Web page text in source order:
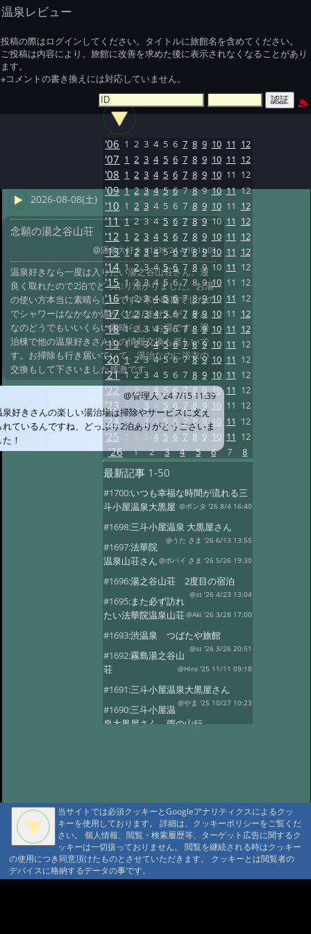
温泉レビュー
投稿の際はログインしてください。タイトルに旅館名を含めてください。
ご投稿は内容により、旅館に改善を求めた後に表示されなくなることがあり
ます。
※コメントの書き換えには対応していません。
2026-08-08(土)
念願の湯之谷山荘
@温泉大好き #1639 '24 4/10 11:03
温泉好きなら一度は入りたい湯之谷山荘さん。運
良く取れたので2泊でどっぷり浸かりました。お湯
の使い方本当に素晴らしいです♪寒い時期でしたの
でシャワーはなかなか温かくなりませんが、そん
なのどうでもいいくらい素晴らしいお湯です。湯
治棟で他の温泉好きさんとの情報交換も楽しいで
す。お掃除も行き届いていて、湯治なのに浴衣の
交換もして下さいました感激です
@管理人 '24 7/15 11:39
泉好きさんの楽しい湯治場は掃除やサービスに支え
れているんですね、どっぷり2泊ありがとうございま
！
'06 1 2 3 4 5 6 7 8 9 10 11 12
'07 1 2 3 4 5 6 7 8 9 10 11 12
'08 1 2 3 4 5 6 7 8 9 10 11 12
'09 1 2 3 4 5 6 7 8 9 10 11 12
'10 1 2 3 4 5 6 7 8 9 10 11 12
'11 1 2 3 4 5 6 7 8 9 10 11 12
'12 1 2 3 4 5 6 7 8 9 10 11 12
'13 1 2 3 4 5 6 7 8 9 10 11 12
'14 1 2 3 4 5 6 7 8 9 10 11 12
'15 1 2 3 4 5 6 7 8 9 10 11 12
'16 1 2 3 4 5 6 7 8 9 10 11 12
'17 1 2 3 4 5 6 7 8 9 10 11 12
'18 1 2 3 4 5 6 7 8 9 10 11 12
'19 1 2 3 4 5 6 7 8 9 10 11 12
'20 1 2 3 4 5 6 7 8 9 10 11 12
'21 1 2 3 4 5 6 7 8 9 10 11 12
'22 1 2 3 4 5 6 7 8 9 10 11 12
'23 1 2 3 4 5 6 7 8 9 10 11 12
'24 1 2 3 4 5 6 7 8 9 10 11 12
'25 1 2 3 4 5 6 7 8 9 10 11 12
'26 1 2 3 4 5 6 7 8
最新記事 1-50
#1700:いつも幸福な時間が流れる三
斗小屋温泉大黒屋 @ポンタ '26 8/4 16:40
#1698:三斗小屋温泉 大黒屋さん
@うた さま '26 6/13 13:55
#1697:法華院
温泉山荘さん @ポパイ さま '26 5/26 19:30
#1696:湯之谷山荘 2度目の宿泊
@st '26 4/23 13:04
#1695:また必ず訪れ
たい法華院温泉山荘@Aki '26 3/28 17:00
#1693:渋温泉 つばたや旅館
@st '26 3/26 20:51
#1692:霧島湯之谷山
荘
@Hiro '25 11/11 09:18
#1691:三斗小屋温泉大黒屋さん
@やま '25 10/27 10:23
#1690:三斗小屋温
泉大黒屋さん 雨の山行
#1686:何度でも行きたい宿 三斗小屋
温泉大黒屋
@府中のぼる '25 10/17 08:55
#1685:最高のお風呂 三斗小屋温泉大
黒屋
@Naotan '25 10/12 09:11
#1684:お湯良し、ご飯良し、人良し
当サイトでは必須クッキーとGoogleアナリティクスによるクッ
キーを使用しております。 詳細は、クッキーポリシーをご覧くだ
さい。 個人情報、閲覧・検索履歴等、ターゲット広告に関するク
ッキーは一切扱っておりません。 閲覧を継続される時はクッキー
の使用につき同意頂けたものとさせていただきます。 クッキーとは閲覧者の
デバイスに格納するデータの事です。